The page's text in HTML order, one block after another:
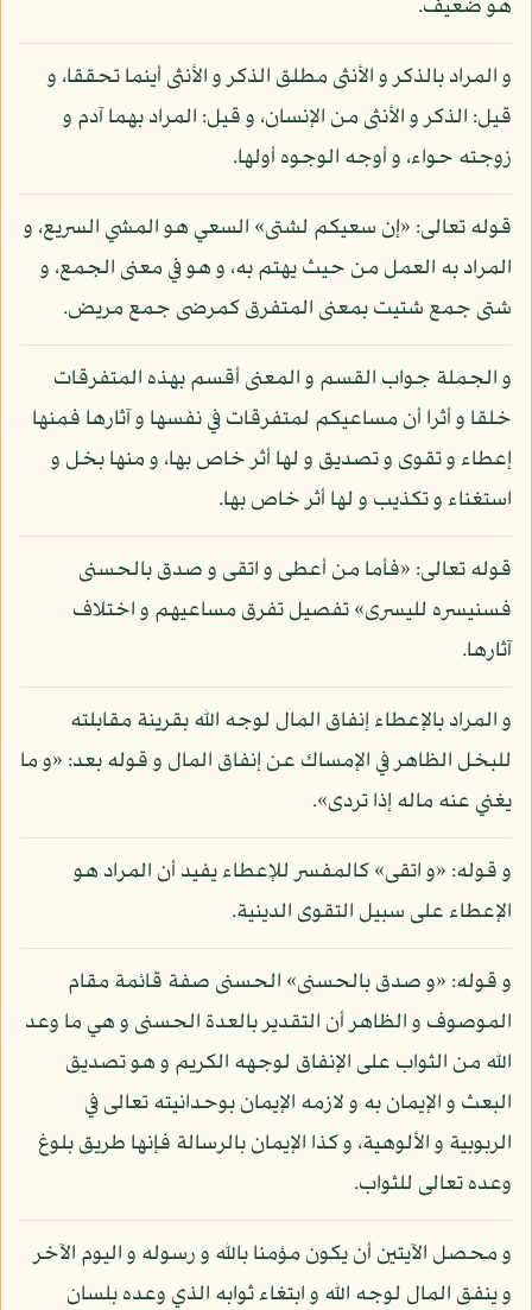
هو ضعيف.
و المراد بالذكر و الأنثى مطلق الذكر و الأنثى أينما تحققا، و
قيل: الذكر و الأنثى من الإنسان، و قيل: المراد بهما آدم و
زوجته حواء، و أوجه الوجوه أولها.
قوله تعالى: «إن سعيكم لشتى» السعي هو المشي السريع، و
المراد به العمل من حيث يهتم به، و هو في معنى الجمع، و
شتى جمع شتيت بمعنى المتفرق كمرضى جمع مريض.
و الجملة جواب القسم و المعنى أقسم بهذه المتفرقات
خلقا و أثرا أن مساعيكم لمتفرقات في نفسها و آثارها فمنها
إعطاء و تقوى و تصديق و لها أثر خاص بها، و منها بخل و
استغناء و تكذيب و لها أثر خاص بها.
قوله تعالى: «فأما من أعطى و اتقى و صدق بالحسنى
فسنيسره لليسرى» تفصيل تفرق مساعيهم و اختلاف
آثارها.
و المراد بالإعطاء إنفاق المال لوجه الله بقرينة مقابلته
للبخل الظاهر في الإمساك عن إنفاق المال و قوله بعد: «و ما
يغني عنه ماله إذا تردى».
و قوله: «و اتقى» كالمفسر للإعطاء يفيد أن المراد هو
الإعطاء على سبيل التقوى الدينية.
و قوله: «و صدق بالحسنى» الحسنى صفة قائمة مقام
الموصوف و الظاهر أن التقدير بالعدة الحسنى و هي ما وعد
الله من الثواب على الإنفاق لوجهه الكريم و هو تصديق
البعث و الإيمان به و لازمه الإيمان بوحدانيته تعالى في
الربوبية و الألوهية، و كذا الإيمان بالرسالة فإنها طريق بلوغ
وعده تعالى للثواب.
و محصل الآيتين أن يكون مؤمنا بالله و رسوله و اليوم الآخر
و ينفق المال لوجه الله و ابتغاء ثوابه الذي وعده بلسان